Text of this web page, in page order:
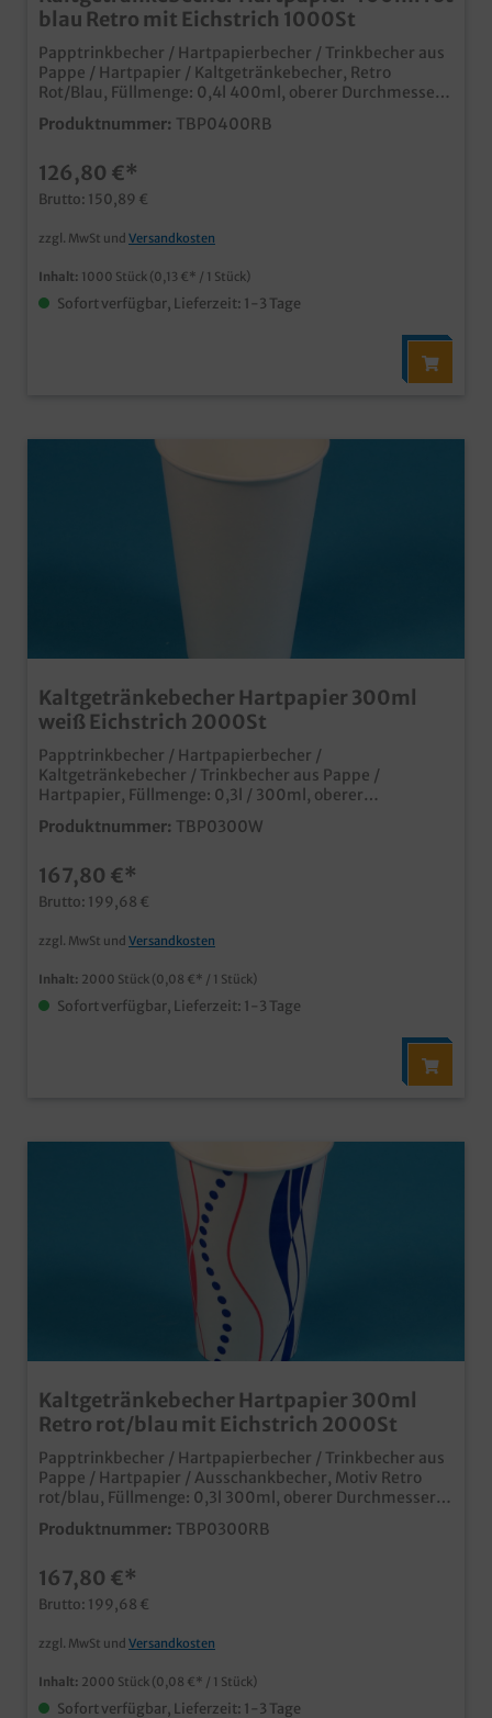
blau Retro mit Eichstrich 1000St
Papptrinkbecher / Hartpapierbecher / Trinkbecher aus
Pappe / Hartpapier / Kaltgetränkebecher, Retro
Rot/Blau, Füllmenge: 0,4l 400ml, oberer Durchmesser
90mm, 1000 Stück im Karton Ideal für Kaltgetränke
oder Shakes Auch passende Deckel erhältlich (separat
Eichstrich und SUP Logo Made in Germany ab 50.000
Stück auch individuell bedruckbar
Produktnummer: TBP0400RB
126,80 €*
Brutto: 150,89 €
zzgl. MwSt und Versandkosten
Inhalt: 1000 Stück (0,13 €* / 1 Stück)
Sofort verfügbar, Lieferzeit: 1-3 Tage
Kaltgetränkebecher Hartpapier 300ml
weiß Eichstrich 2000St
Papptrinkbecher / Hartpapierbecher /
Kaltgetränkebecher / Trinkbecher aus Pappe /
Hartpapier, Füllmenge: 0,3l / 300ml, oberer
Durchmesser 80mm, 2000 Stück im Karton Ideal für
Kaltgetränke oder Shakes Auch passende Deckel
Eichstrich/Füllstrich bedruckt natürlich mit mit
Eichstrich und SUP Logo Made in Germany ab 50.000
Stück auch individuell bedruckbar
Produktnummer: TBP0300W
167,80 €*
Brutto: 199,68 €
zzgl. MwSt und Versandkosten
Inhalt: 2000 Stück (0,08 €* / 1 Stück)
Sofort verfügbar, Lieferzeit: 1-3 Tage
Kaltgetränkebecher Hartpapier 300ml
Retro rot/blau mit Eichstrich 2000St
Papptrinkbecher / Hartpapierbecher / Trinkbecher aus
Pappe / Hartpapier / Ausschankbecher, Motiv Retro
rot/blau, Füllmenge: 0,3l 300ml, oberer Durchmesser
80mm, 2.000 Stück im Karton Ideal für Kaltgetränke
oder Shakes Auch passende Deckel erhältlich (separat
Eichstrich und SUP Logo Made in Germany ab 50.000
Stück auch individuell bedruckbar
Produktnummer: TBP0300RB
167,80 €*
Brutto: 199,68 €
zzgl. MwSt und Versandkosten
Inhalt: 2000 Stück (0,08 €* / 1 Stück)
Sofort verfügbar, Lieferzeit: 1-3 Tage